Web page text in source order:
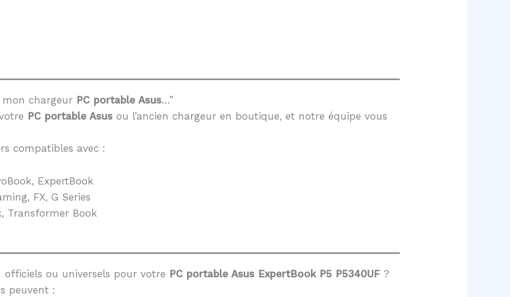
mon chargeur PC portable Asus…”
PC portable Asusou l’ancien chargeur en boutique, et notre équipe vous
compatibles avec :
ExpertBook
FX, G Series
Transformer Book
ou universels pour votre PC portable Asus ExpertBook P5 P5340UF?
peuvent :